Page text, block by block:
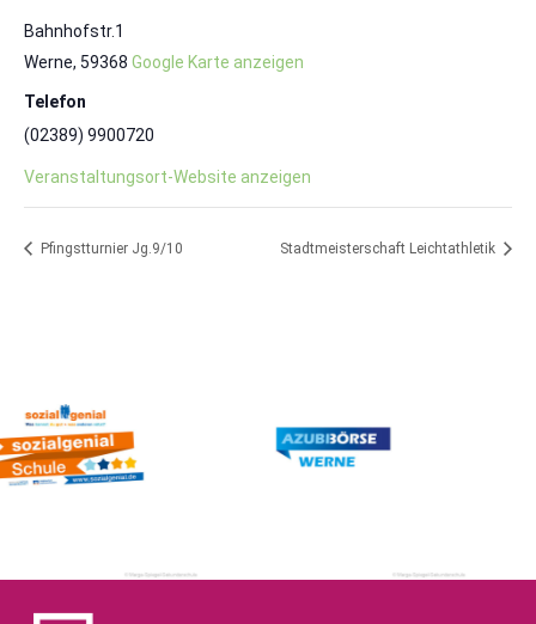
Bahnhofstr.1
Werne, 59368 Google Karte anzeigen
Telefon
(02389) 9900720
Veranstaltungsort-Website anzeigen
Pfingstturnier Jg.9/10 Stadtmeisterschaft Leichtathletik